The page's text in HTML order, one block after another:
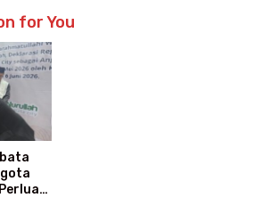
for You